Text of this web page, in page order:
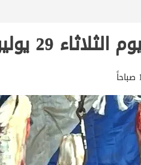
29 يوليو 2025